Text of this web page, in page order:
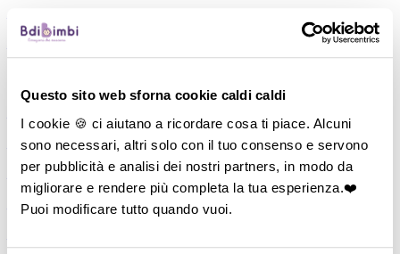
Questo sito web sforna cookie caldi caldi
I cookie 🍪 ci aiutano a ricordare cosa ti piace. Alcuni
sono necessari, altri solo con il tuo consenso e servono
per pubblicità e analisi dei nostri partners, in modo da
migliorare e rendere più completa la tua esperienza.❤️
Puoi modificare tutto quando vuoi.
Aspiratori nasali manuali
―
Cuscini allattamento
―Biberon
―
Tettarelle
―Succhietti